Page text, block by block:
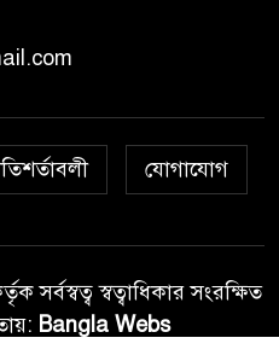
পর ভারতীয় নাগরিক আটক
যোগাযোগ
স্বত্বাধিকার সংরক্ষিত
Bangla Webs